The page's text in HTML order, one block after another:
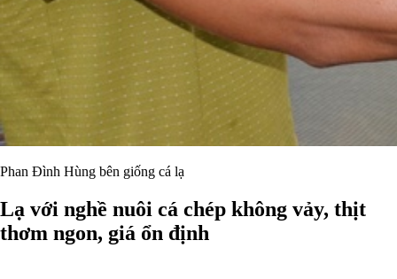
Phan Đình Hùng bên giống cá lạ
Lạ với nghề nuôi cá chép không vảy, thịt
thơm ngon, giá ổn định